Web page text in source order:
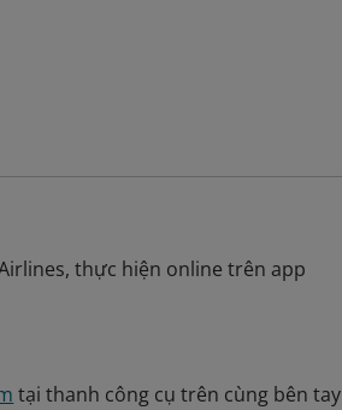
thực hiện online trên app
tại thanh công cụ trên cùng bên tay